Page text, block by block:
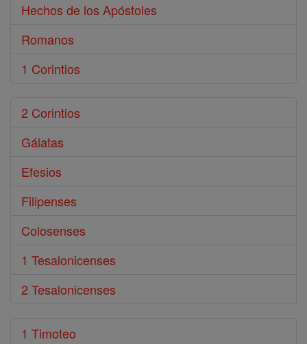
Hechos de los Apóstoles
Romanos
1 Corintios
2 Corintios
Gálatas
Efesios
Filipenses
Colosenses
1 Tesalonicenses
2 Tesalonicenses
1 Timoteo